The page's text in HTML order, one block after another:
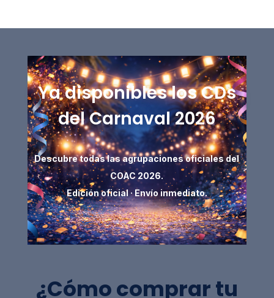
Ya disponibles los CDs
del Carnaval 2026
Descubre todas las agrupaciones oficiales del
COAC 2026.
Edición oficial · Envío inmediato.
¿Cómo comprar tu